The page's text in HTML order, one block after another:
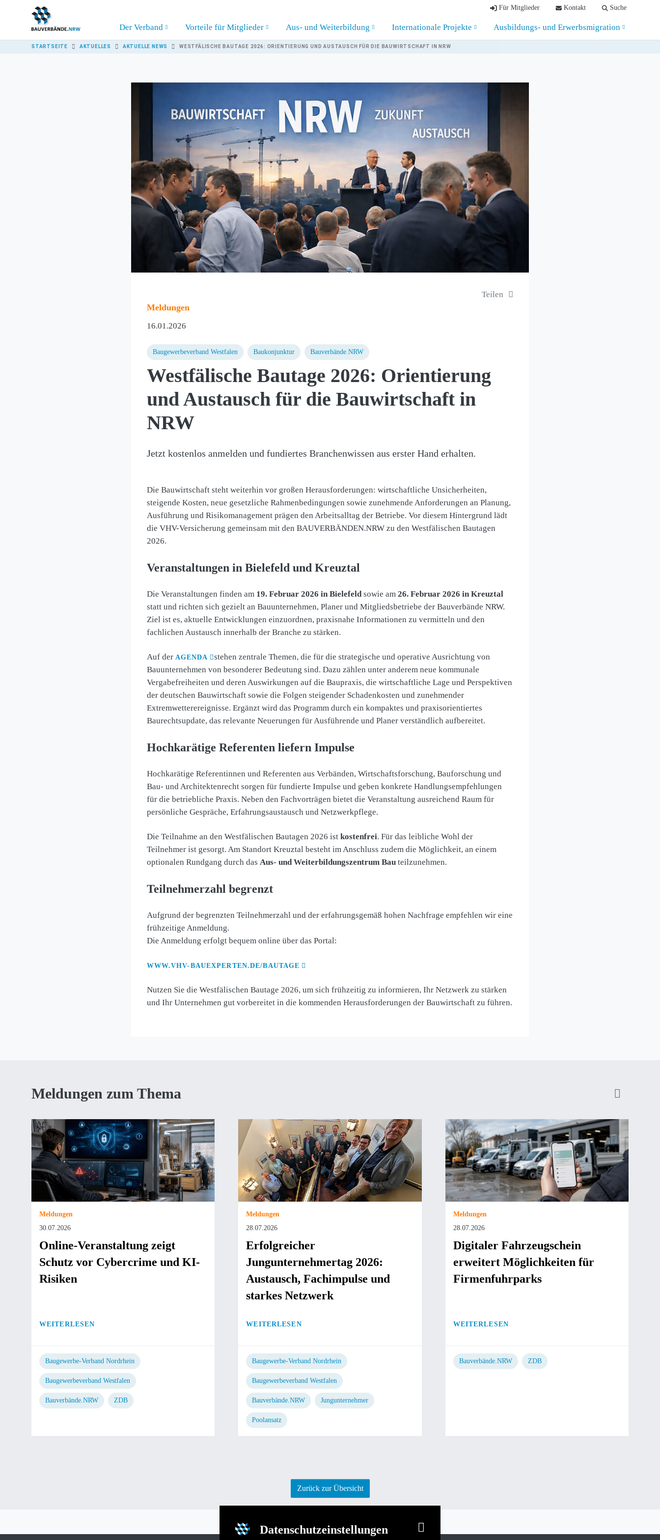
Datenschutzeinstellungen
Skip to main content
Der Verband Vorteile für Mitglieder Aus- und Weiterbildung Internationale Projekte Ausbildungs- und Erwerbsmigration
Für Mitglieder Kontakt Suche
YOU ARE HERE:
STARTSEITE AKTUELLES AKTUELLE NEWS WESTFÄLISCHE BAUTAGE 2026: ORIENTIERUNG UND AUSTAUSCH FÜR DIE BAUWIRTSCHAFT IN NRW
Teilen
Meldungen
16.01.2026
Baugewerbeverband Westfalen Baukonjunktur Bauverbände.NRW
Westfälische Bautage 2026: Orientierung
und Austausch für die Bauwirtschaft in
NRW
Jetzt kostenlos anmelden und fundiertes Branchenwissen aus erster Hand erhalten.
Die Bauwirtschaft steht weiterhin vor großen Herausforderungen: wirtschaftliche Unsicherheiten,
steigende Kosten, neue gesetzliche Rahmenbedingungen sowie zunehmende Anforderungen an Planung,
Ausführung und Risikomanagement prägen den Arbeitsalltag der Betriebe. Vor diesem Hintergrund lädt
die VHV-Versicherung gemeinsam mit den BAUVERBÄNDEN.NRW zu den Westfälischen Bautagen
2026.
Veranstaltungen in Bielefeld und Kreuztal
Die Veranstaltungen finden am 19. Februar 2026 in Bielefeldsowie am 26. Februar 2026 in Kreuztal
statt und richten sich gezielt an Bauunternehmen, Planer und Mitgliedsbetriebe der Bauverbände NRW.
Ziel ist es, aktuelle Entwicklungen einzuordnen, praxisnahe Informationen zu vermitteln und den
fachlichen Austausch innerhalb der Branche zu stärken.
Auf der AGENDA
stehen zentrale Themen, die für die strategische und operative Ausrichtung von
Bauunternehmen von besonderer Bedeutung sind. Dazu zählen unter anderem neue kommunale
Vergabefreiheiten und deren Auswirkungen auf die Baupraxis, die wirtschaftliche Lage und Perspektiven
der deutschen Bauwirtschaft sowie die Folgen steigender Schadenkosten und zunehmender
Extremwetterereignisse. Ergänzt wird das Programm durch ein kompaktes und praxisorientiertes
Baurechtsupdate, das relevante Neuerungen für Ausführende und Planer verständlich aufbereitet.
Hochkarätige Referenten liefern Impulse
Hochkarätige Referentinnen und Referenten aus Verbänden, Wirtschaftsforschung, Bauforschung und
Bau- und Architektenrecht sorgen für fundierte Impulse und geben konkrete Handlungsempfehlungen
für die betriebliche Praxis. Neben den Fachvorträgen bietet die Veranstaltung ausreichend Raum für
persönliche Gespräche, Erfahrungsaustausch und Netzwerkpflege.
Die Teilnahme an den Westfälischen Bautagen 2026 ist kostenfrei. Für das leibliche Wohl der
Teilnehmer ist gesorgt. Am Standort Kreuztal besteht im Anschluss zudem die Möglichkeit, an einem
optionalen Rundgang durch das Aus- und Weiterbildungszentrum Bauteilzunehmen.
Teilnehmerzahl begrenzt
Aufgrund der begrenzten Teilnehmerzahl und der erfahrungsgemäß hohen Nachfrage empfehlen wir eine
frühzeitige Anmeldung.
Die Anmeldung erfolgt bequem online über das Portal:
WWW.VHV-BAUEXPERTEN.DE/BAUTAGE
Nutzen Sie die Westfälischen Bautage 2026, um sich frühzeitig zu informieren, Ihr Netzwerk zu stärken
und Ihr Unternehmen gut vorbereitet in die kommenden Herausforderungen der Bauwirtschaft zu führen.
Meldungen zum Thema
Meldungen
30.07.2026
Online-Veranstaltung zeigt
Schutz vor Cybercrime und KI-
Risiken
WEITERLESEN
Baugewerbe-Verband Nordrhein
Baugewerbeverband Westfalen
Bauverbände.NRW ZDB
Meldungen
28.07.2026
Erfolgreicher
Jungunternehmertag 2026:
Austausch, Fachimpulse und
starkes Netzwerk
WEITERLESEN
Baugewerbe-Verband Nordrhein
Baugewerbeverband Westfalen
Bauverbände.NRW Jungunternehmer
Poolansatz
Meldungen
28.07.2026
Digitaler Fahrzeugschein
erweitert Möglichkeiten für
Firmenfuhrparks
WEITERLESEN
Bauverbände.NRW ZDB
Zurück zur Übersicht